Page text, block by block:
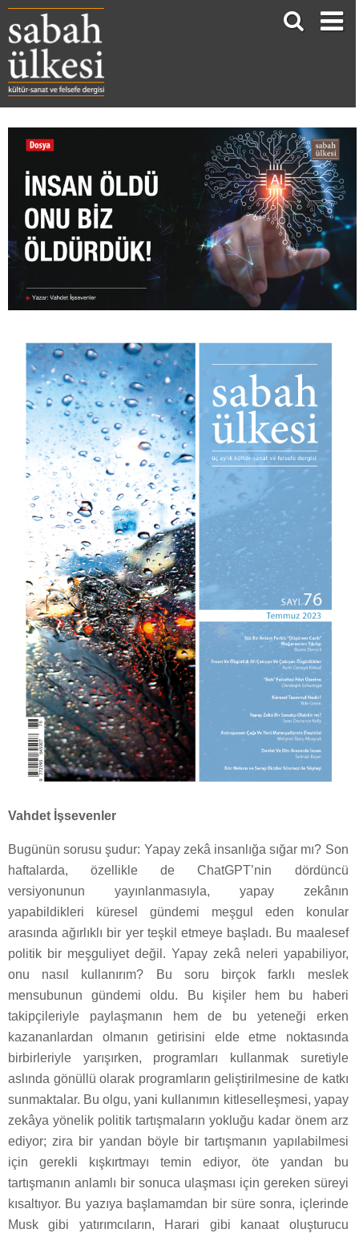
Vahdet İşsevenler
Bugünün sorusu şudur: Yapay zekâ insanlığa sığar mı? Son
haftalarda, özellikle de ChatGPT’nin dördüncü
versiyonunun yayınlanmasıyla, yapay zekânın
yapabildikleri küresel gündemi meşgul eden konular
arasında ağırlıklı bir yer teşkil etmeye başladı. Bu maalesef
politik bir meşguliyet değil. Yapay zekâ neleri yapabiliyor,
onu nasıl kullanırım? Bu soru birçok farklı meslek
mensubunun gündemi oldu. Bu kişiler hem bu haberi
takipçileriyle paylaşmanın hem de bu yeteneği erken
kazananlardan olmanın getirisini elde etme noktasında
birbirleriyle yarışırken, programları kullanmak suretiyle
aslında gönüllü olarak programların geliştirilmesine de katkı
sunmaktalar. Bu olgu, yani kullanımın kitleselleşmesi, yapay
zekâya yönelik politik tartışmaların yokluğu kadar önem arz
ediyor; zira bir yandan böyle bir tartışmanın yapılabilmesi
için gerekli kışkırtmayı temin ediyor, öte yandan bu
tartışmanın anlamlı bir sonuca ulaşması için gereken süreyi
kısaltıyor. Bu yazıya başlamamdan bir süre sonra, içlerinde
Musk gibi yatırımcıların, Harari gibi kanaat oluşturucu